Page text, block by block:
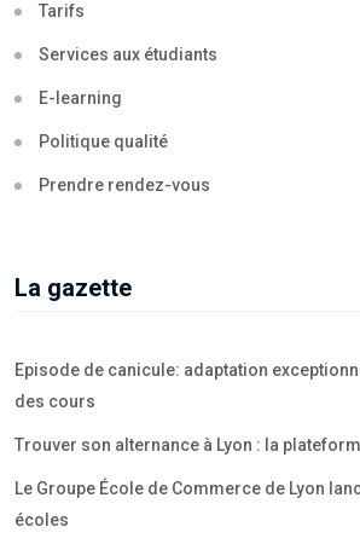
Tarifs
Services aux étudiants
E-learning
Politique qualité
Prendre rendez-vous
La gazette
Episode de canicule: adaptation
des cours
Trouver son alternance à Lyon : la
Le Groupe École de Commerce de Lyon
écoles